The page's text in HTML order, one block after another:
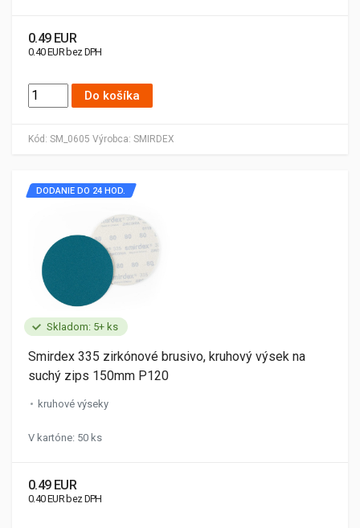
Kód: SM_0605 Výrobca: SMIRDEX
0.49 EUR
0.40 EUR bez DPH
Do košíka
Skladom: 5+ ks
DODANIE DO 24 HOD.
Smirdex 335 zirkónové brusivo, kruhový výsek na
suchý zips 150mm P120
kruhové výseky
V kartóne: 50 ks
0.49 EUR
0.40 EUR bez DPH